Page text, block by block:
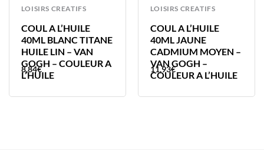
LOISIRS CREATIFS
COUL A L’HUILE
40ML BLANC TITANE
HUILE LIN – VAN
GOGH – COULEUR A
L’HUILE
8,84€
LOISIRS CREATIFS
COUL A L’HUILE
40ML JAUNE
CADMIUM MOYEN –
VAN GOGH –
COULEUR A L’HUILE
11,93€